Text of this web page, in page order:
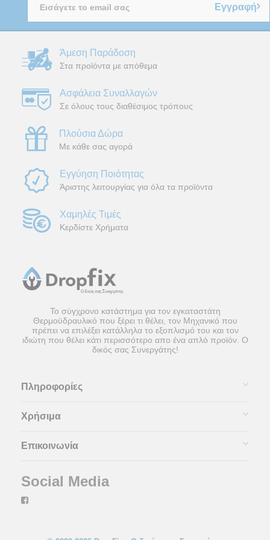
Εγγραφή
Άμεση Παράδοση
Στα προϊόντα με απόθεμα
Ασφάλεια Συναλλαγών
Σε όλους τους διαθέσιμος τρόπους
Πλούσια Δώρα
Με κάθε σας αγορά
Εγγύηση Ποιότητας
Άριστης λειτουργίας για όλα τα προϊόντα
Χαμηλές Τιμές
Κερδίστε Χρήματα
Το σύγχρονο κατάστημα για τον εγκαταστάτη
Θερμοϋδραυλικό που ξέρει τι θέλει, τον Μηχανικό που
πρέπει να επιλέξει κατάλληλα το εξοπλισμό του και τον
ιδιώτη που θέλει κάτι περισσότερο απο ένα απλό προϊόν. Ο
δικός σας Συνεργάτης!
Πληροφορίες
Χρήσιμα
Επικοινωνία
Social Media